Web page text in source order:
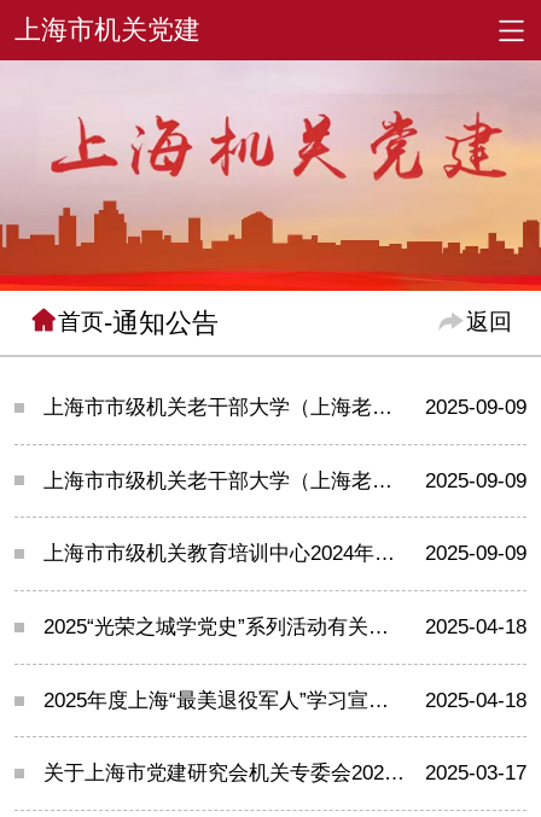
首页-通知公告 返回
上海市市级机关老干部大学（上海老龄大学、上海市市级机关老干部活动中心）2024年度决算 2025-09-09
上海市市级机关老干部大学（上海老龄大学、上海市市级机关老干部活动中心）2024年度国有资产管理情况 2025-09-09
上海市市级机关教育培训中心2024年度项目绩效自评表 2025-09-09
2025“光荣之城学党史”系列活动有关资料 2025-04-18
2025年度上海“最美退役军人”学习宣传活动相关资料 2025-04-18
关于上海市党建研究会机关专委会2025年度课题研究安排的通知 2025-03-17